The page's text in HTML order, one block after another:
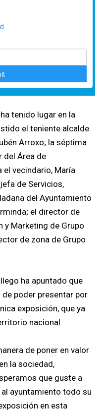
tenido lugar en la
el teniente alcalde
Arroxo; la séptima
del Área de
el vecindario, María
de Servicios,
del Ayuntamiento
el director de
y Marketing de Grupo
de zona de Grupo
ha apuntado que
poder presentar por
exposición, que ya
nacional.
de poner en valor
la sociedad,
que guste a
ayuntamiento todo su
en esta